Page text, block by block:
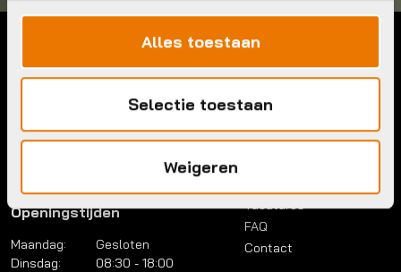
Alles toestaan
Selectie toestaan
Weigeren
Contact
036 5304422
info@bykestore.nl
Adres:
Brouwerstraat 8B
Openingstijden
Maandag:
Gesloten
Dinsdag:
08:30 - 18:00
Service pakket
Vacatures
FAQ
Contact